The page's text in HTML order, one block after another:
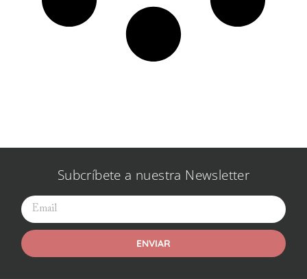
Subcríbete a nuestra Newsletter
ENVIAR